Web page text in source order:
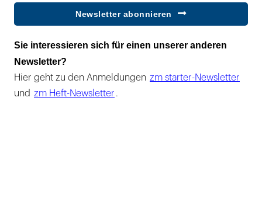
Newsletter abonnieren
Sie interessieren sich für einen unserer anderen
Newsletter?
Hier geht zu den Anmeldungen zm starter-Newsletter
und zm Heft-Newsletter .